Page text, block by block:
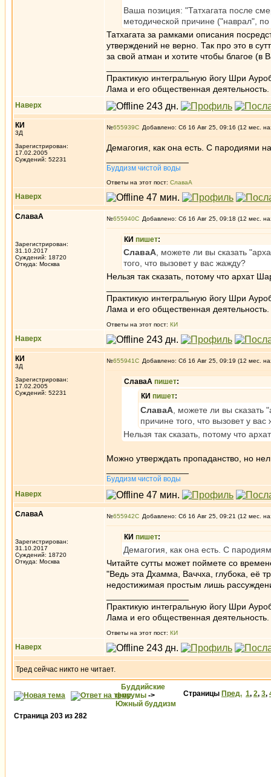
Ваша позиция: "Татхагата после
методической причине ("наврал",
Татхагата за рамками описания
утверждений не верно. Так про это в
за свой атман и хотите чтобы благое
Практикую интегральную йогу Шри
Лама и его общественная деятельность.
Наверх
КИ
3Д
Зарегистрирован:
17.02.2005
Суждений: 52231
№655939 Добавлено: Сб 16 Авг 25, 09:16 (12 мес.
Демагогия, как она есть. С пародиями
Буддизм чистой воды
Ответы на этот пост: СлаваА
Наверх
СлаваА
Зарегистрирован:
31.10.2017
Суждений: 18720
Откуда: Москва
№655940 Добавлено: Сб 16 Авг 25, 09:18 (12 мес.
КИ пишет:
СлаваА , можете ли вы сказать
того, что вызовет у вас жажду?
Нельзя так сказать, потому что
Практикую интегральную йогу Шри
Лама и его общественная деятельность.
Ответы на этот пост: КИ
Наверх
КИ
3Д
Зарегистрирован:
17.02.2005
Суждений: 52231
№655941 Добавлено: Сб 16 Авг 25, 09:19 (12 мес.
СлаваА пишет:
КИ пишет:
СлаваА , можете ли вы
причине того, что вызовет у вас
Нельзя так сказать, потому что
Можно утверждать пропаданство, но
Буддизм чистой воды
Наверх
СлаваА
Зарегистрирован:
31.10.2017
Суждений: 18720
Откуда: Москва
№655942 Добавлено: Сб 16 Авг 25, 09:21 (12 мес.
КИ пишет:
Демагогия, как она есть. С
Читайте сутты может поймете со
"Ведь эта Дхамма, Ваччха, глубока, её
недостижимая простым лишь
Практикую интегральную йогу Шри
Лама и его общественная деятельность.
Ответы на этот пост: КИ
Наверх
Тред сейчас никто не читает.
Буддийские
форумы ->
Южный буддизм
Страницы Пред. 1, 2, 3,
Страница 203 из 282